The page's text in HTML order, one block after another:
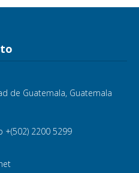
de Guatemala, Guatemala
+(502) 2200 5299